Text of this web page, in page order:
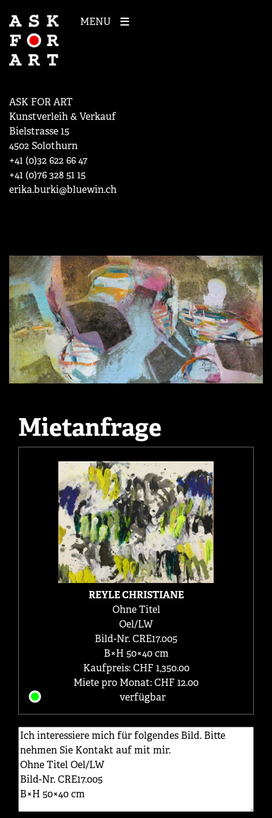
MENU
ASK FOR ART
Kunstverleih & Verkauf
Bielstrasse 15
4502 Solothurn
+41 (0)32 622 66 47
+41 (0)76 328 51 15
erika.burki@bluewin.ch
Mietanfrage
REYLE CHRISTIANE
Ohne Titel
Oel/LW
Bild-Nr. CRE17.005
B×H 50×40 cm
Kaufpreis: CHF 1,350.00
Miete pro Monat: CHF 12.00
verfügbar